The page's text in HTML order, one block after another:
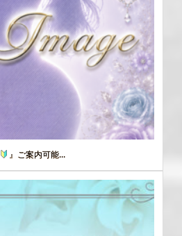
』ご案内可能...